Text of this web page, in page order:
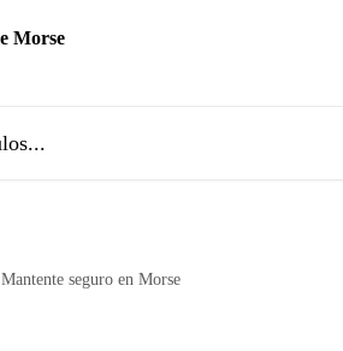
Mantente seguro en Morse